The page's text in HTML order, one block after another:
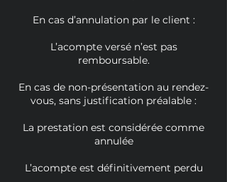
En cas d’annulation par le client :
L’acompte versé n’est pas
remboursable.
En cas de non-présentation au rendez-
vous, sans justification préalable :
La prestation est considérée comme
annulée
L’acompte est définitivement perdu